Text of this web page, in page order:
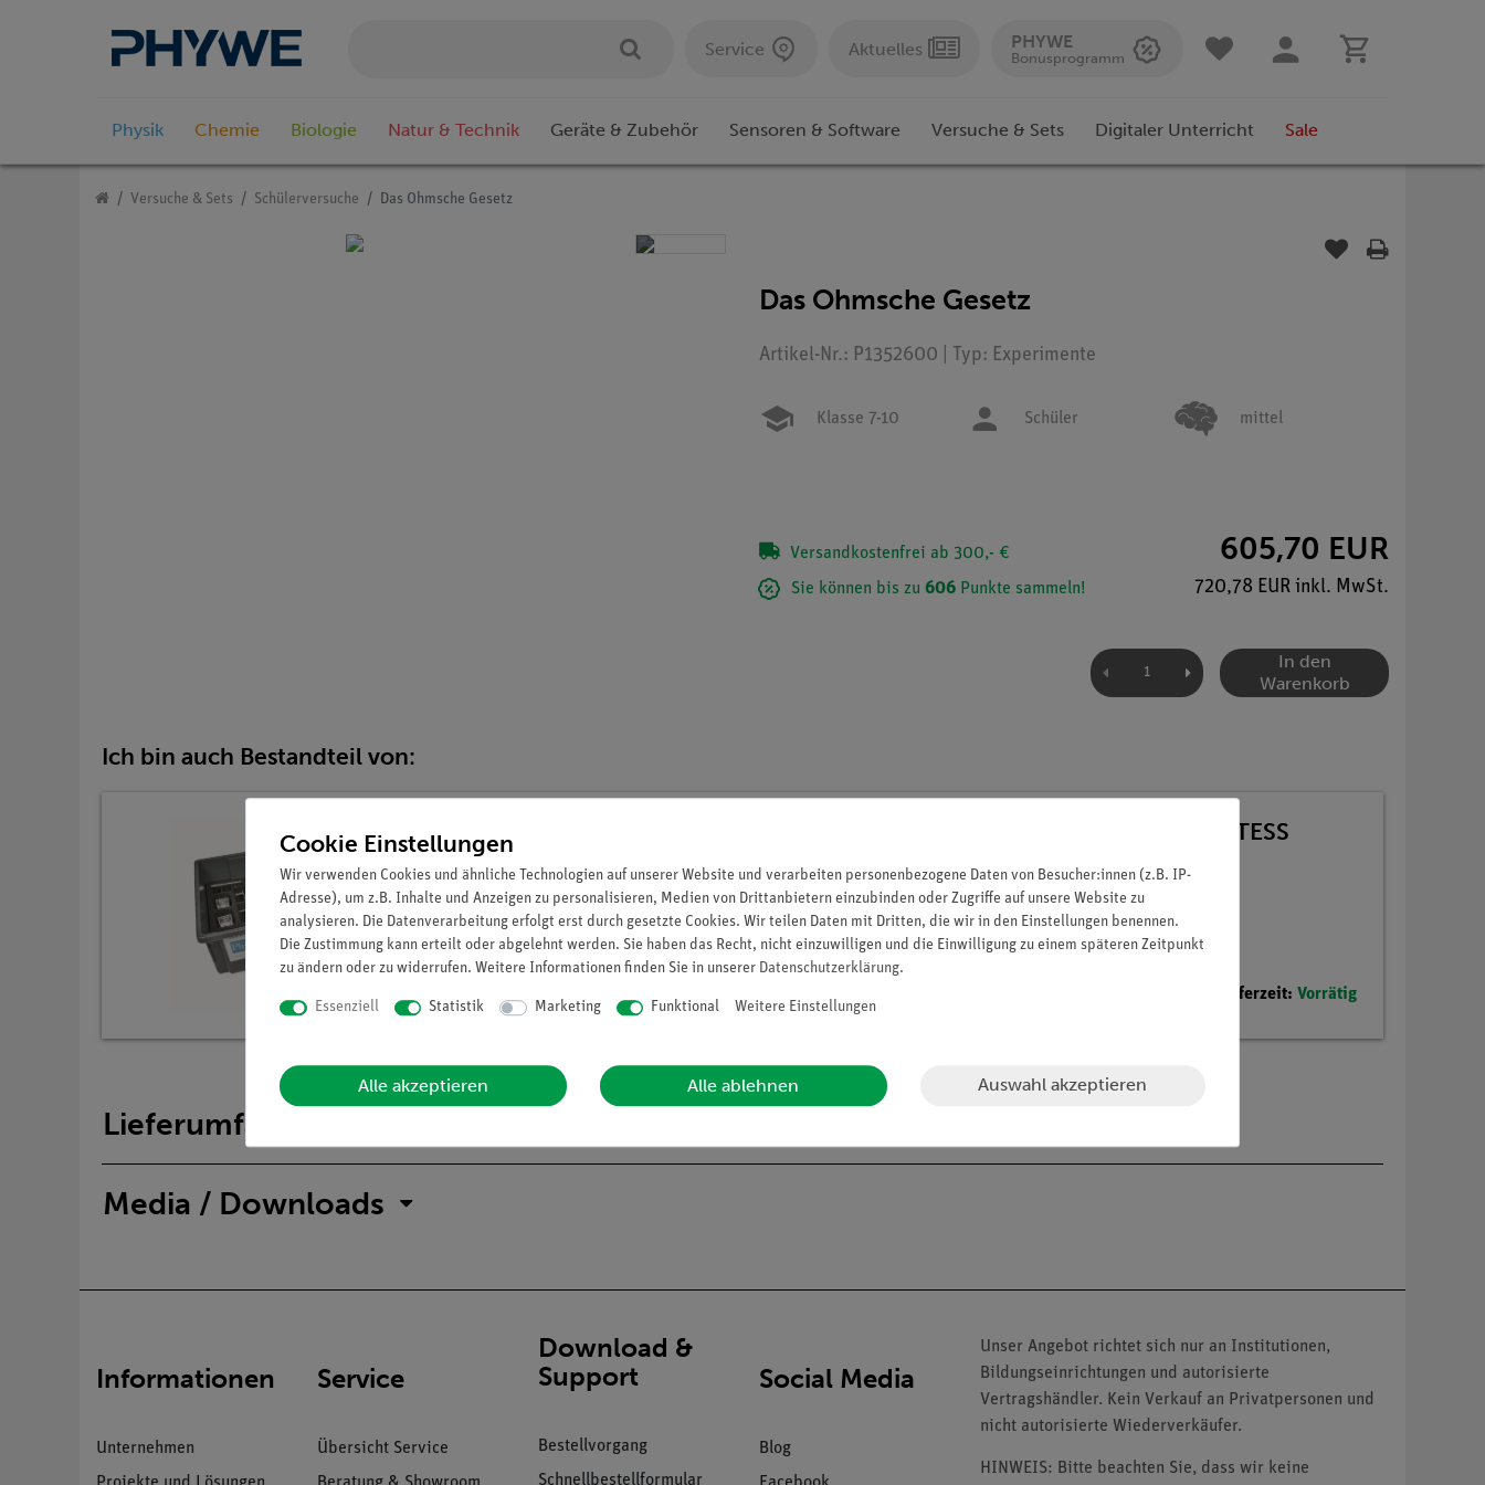
Service Aktuelles PHYWE
Bonusprogramm
Physik Chemie Biologie Natur & Technik Geräte & Zubehör Sensoren & Software Versuche & Sets Digitaler Unterricht Sale
Versuche & Sets Schülerversuche Das Ohmsche Gesetz
Das Ohmsche Gesetz
Artikel-Nr.: P1352600 | Typ: Experimente
Klasse 7-10 Schüler mittel
Versandkostenfrei ab 300,- €
Sie können bis zu 606 Punkte sammeln!
605,70 EUR
720,78 EUR inkl. MwSt.
In den
Warenkorb
Ich bin auch Bestandteil von:
Set Schülerversuche Elektrik auf Steckplatte 1 für 32 Versuche, TESS
Artikel-Nr.: 15281-88 | Typ: Set
Lieferzeit: Vorrätig
Lieferumfang
Media / Downloads
Informationen
Unternehmen
Service
Übersicht Service
Download &
Support
Bestellvorgang
Schnellbestellformular
Social Media
Blog
Unser Angebot richtet sich nur an Institutionen,
Bildungseinrichtungen und autorisierte
Vertragshändler. Kein Verkauf an Privatpersonen und
nicht autorisierte Wiederverkäufer.
HINWEIS: Bitte beachten Sie, dass wir keine
Cookie Einstellungen
Wir verwenden Cookies und ähnliche Technologien auf unserer Website und verarbeiten personenbezogene Daten von Besucher:innen (z.B. IP-
Adresse), um z.B. Inhalte und Anzeigen zu personalisieren, Medien von Drittanbietern einzubinden oder Zugriffe auf unsere Website zu
analysieren. Die Datenverarbeitung erfolgt erst durch gesetzte Cookies. Wir teilen Daten mit Dritten, die wir in den Einstellungen benennen.
Die Zustimmung kann erteilt oder abgelehnt werden. Sie haben das Recht, nicht einzuwilligen und die Einwilligung zu einem späteren Zeitpunkt
zu ändern oder zu widerrufen. Weitere Informationen finden Sie in unserer Daten­schutz­erklärung.
Essenziell Statistik Marketing Funktional Weitere Einstellungen
Alle akzeptieren Alle ablehnen Auswahl akzeptieren